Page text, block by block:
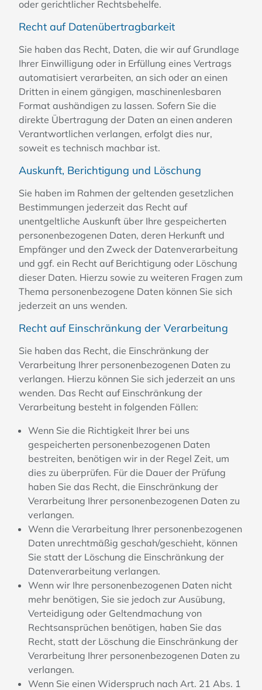
oder gerichtlicher Rechtsbehelfe.
Recht auf Daten­übertrag­barkeit
Sie haben das Recht, Daten, die wir auf Grundlage
Ihrer Einwilligung oder in Erfüllung eines Vertrags
automatisiert verarbeiten, an sich oder an einen
Dritten in einem gängigen, maschinenlesbaren
Format aushändigen zu lassen. Sofern Sie die
direkte Übertragung der Daten an einen anderen
Verantwortlichen verlangen, erfolgt dies nur,
soweit es technisch machbar ist.
Auskunft, Berichtigung und Löschung
Sie haben im Rahmen der geltenden gesetzlichen
Bestimmungen jederzeit das Recht auf
unentgeltliche Auskunft über Ihre gespeicherten
personenbezogenen Daten, deren Herkunft und
Empfänger und den Zweck der Datenverarbeitung
und ggf. ein Recht auf Berichtigung oder Löschung
dieser Daten. Hierzu sowie zu weiteren Fragen zum
Thema personenbezogene Daten können Sie sich
jederzeit an uns wenden.
Recht auf Einschränkung der Verarbeitung
Sie haben das Recht, die Einschränkung der
Verarbeitung Ihrer personenbezogenen Daten zu
verlangen. Hierzu können Sie sich jederzeit an uns
wenden. Das Recht auf Einschränkung der
Verarbeitung besteht in folgenden Fällen:
Wenn Sie die Richtigkeit Ihrer bei uns
gespeicherten personenbezogenen Daten
bestreiten, benötigen wir in der Regel Zeit, um
dies zu überprüfen. Für die Dauer der Prüfung
haben Sie das Recht, die Einschränkung der
Verarbeitung Ihrer personenbezogenen Daten zu
verlangen.
Wenn die Verarbeitung Ihrer personenbezogenen
Daten unrechtmäßig geschah/geschieht, können
Sie statt der Löschung die Einschränkung der
Datenverarbeitung verlangen.
Wenn wir Ihre personenbezogenen Daten nicht
mehr benötigen, Sie sie jedoch zur Ausübung,
Verteidigung oder Geltendmachung von
Rechtsansprüchen benötigen, haben Sie das
Recht, statt der Löschung die Einschränkung der
Verarbeitung Ihrer personenbezogenen Daten zu
verlangen.
Wenn Sie einen Widerspruch nach Art. 21 Abs. 1